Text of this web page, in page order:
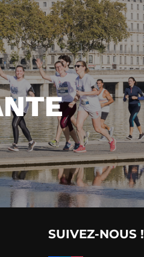
SUIVEZ-NOUS !